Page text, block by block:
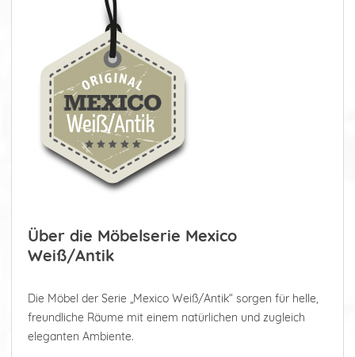
Über die Möbelserie Mexico
Weiß/Antik
Die Möbel der Serie „Mexico Weiß/Antik“ sorgen für helle,
freundliche Räume mit einem natürlichen und zugleich
eleganten Ambiente.